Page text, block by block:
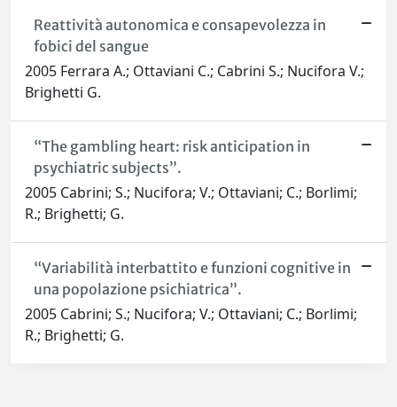
Reattività autonomica e consapevolezza in
fobici del sangue
2005 Ferrara A.; Ottaviani C.; Cabrini S.; Nucifora V.;
Brighetti G.
“The gambling heart: risk anticipation in
psychiatric subjects”.
2005 Cabrini; S.; Nucifora; V.; Ottaviani; C.; Borlimi;
R.; Brighetti; G.
“Variabilità interbattito e funzioni cognitive in
una popolazione psichiatrica”.
2005 Cabrini; S.; Nucifora; V.; Ottaviani; C.; Borlimi;
R.; Brighetti; G.